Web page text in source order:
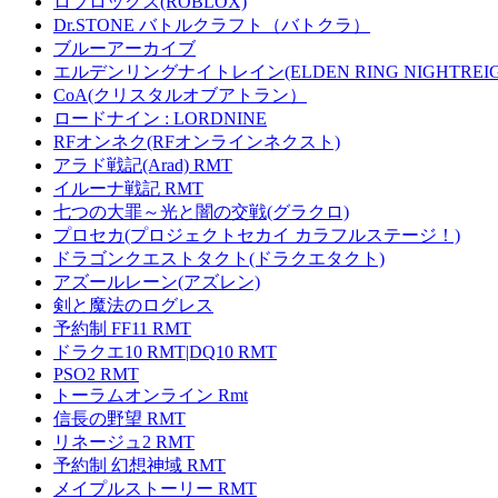
Dr.STONE バトルクラフト（バトクラ）
ブルーアーカイブ
エルデンリングナイトレイン(ELDEN RING
CoA(クリスタルオブアトラン）
ロードナイン : LORDNINE
RFオンネク(RFオンラインネクスト)
アラド戦記(Arad) RMT
イルーナ戦記 RMT
七つの大罪～光と闇の交戦(グラクロ)
プロセカ(プロジェクトセカイ カラフルステージ！)
ドラゴンクエストタクト(ドラクエタクト)
アズールレーン(アズレン)
剣と魔法のログレス
予約制 FF11 RMT
ドラクエ10 RMT|DQ10 RMT
PSO2 RMT
トーラムオンライン Rmt
信長の野望 RMT
リネージュ2 RMT
予約制 幻想神域 RMT
メイプルストーリー RMT